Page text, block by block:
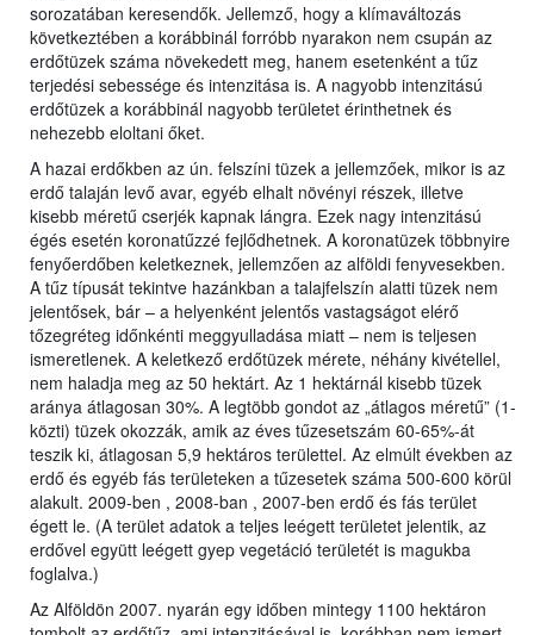
sorozatában keresendők. Jellemző, hogy a klímaváltozás
következtében a korábbinál forróbb nyarakon nem csupán az
erdőtüzek száma növekedett meg, hanem esetenként a tűz
terjedési sebessége és intenzitása is. A nagyobb intenzitású
erdőtüzek a korábbinál nagyobb területet érinthetnek és
nehezebb eloltani őket.
A hazai erdőkben az ún. felszíni tüzek a jellemzőek, mikor is az
erdő talaján levő avar, egyéb elhalt növényi részek, illetve
kisebb méretű cserjék kapnak lángra. Ezek nagy intenzitású
égés esetén koronatűzzé fejlődhetnek. A koronatüzek többnyire
fenyőerdőben keletkeznek, jellemzően az alföldi fenyvesekben.
A tűz típusát tekintve hazánkban a talajfelszín alatti tüzek nem
jelentősek, bár – a helyenként jelentős vastagságot elérő
tőzegréteg időnkénti meggyulladása miatt – nem is teljesen
ismeretlenek. A keletkező erdőtüzek mérete, néhány kivétellel,
nem haladja meg az 50 hektárt. Az 1 hektárnál kisebb tüzek
aránya átlagosan 30%. A legtöbb gondot az „átlagos méretű” (1-
közti) tüzek okozzák, amik az éves tűzesetszám 60-65%-át
teszik ki, átlagosan 5,9 hektáros területtel. Az elmúlt években az
erdő és egyéb fás területeken a tűzesetek száma 500-600 körül
alakult. 2009-ben , 2008-ban , 2007-ben erdő és fás terület
égett le. (A terület adatok a teljes leégett területet jelentik, az
erdővel együtt leégett gyep vegetáció területét is magukba
foglalva.)
Az Alföldön 2007. nyarán egy időben mintegy 1100 hektáron